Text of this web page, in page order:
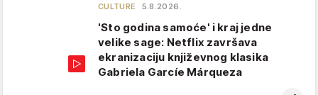
CULTURE 5.8.2026.
'Sto godina samoće' i kraj jedne
velike sage: Netflix završava
ekranizaciju književnog klasika
Gabriela Garcíe Márqueza